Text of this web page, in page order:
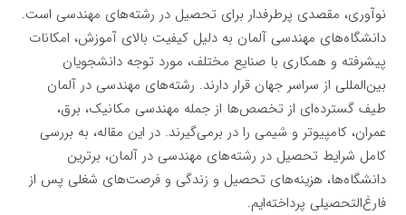
نوآوری، مقصدی پرطرفدار برای تحصیل در رشته‌های مهندسی است.
دانشگاه‌های مهندسی آلمان به دلیل کیفیت بالای آموزش، امکانات
پیشرفته و همکاری با صنایع مختلف، مورد توجه دانشجویان
بین‌المللی از سراسر جهان قرار دارند. رشته‌های مهندسی در آلمان
طیف گسترده‌ای از تخصص‌ها از جمله مهندسی مکانیک، برق،
عمران، کامپیوتر و شیمی را در برمی‌گیرند. در این مقاله، به بررسی
کامل شرایط تحصیل در رشته‌های مهندسی در آلمان، برترین
دانشگاه‌ها، هزینه‌های تحصیل و زندگی و فرصت‌های شغلی پس از
فارغ‌التحصیلی پرداخته‌ایم.